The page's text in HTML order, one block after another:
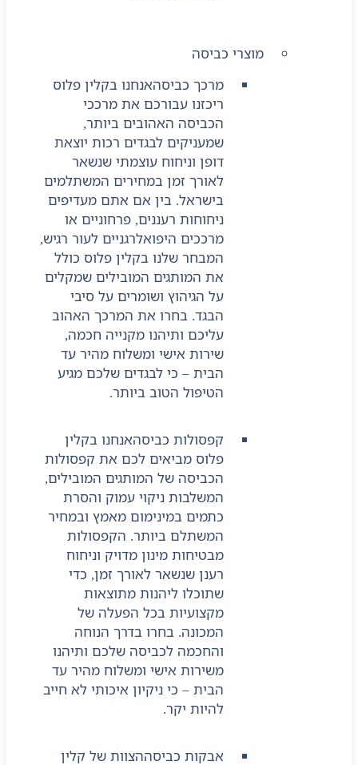
מוצרי כביסה
מרכך כביסהאנחנו בקלין פלוס
ריכזנו עבורכם את מרככי
הכביסה האהובים ביותר,
שמעניקים לבגדים רכות יוצאת
דופן וניחוח עוצמתי שנשאר
לאורך זמן במחירים המשתלמים
בישראל. בין אם אתם מעדיפים
ניחוחות רעננים, פרחוניים או
מרככים היפואלרגניים לעור רגיש,
המבחר שלנו בקלין פלוס כולל
את המותגים המובילים שמקלים
על הגיהוץ ושומרים על סיבי
הבגד. בחרו את המרכך האהוב
עליכם ותיהנו מקנייה חכמה,
שירות אישי ומשלוח מהיר עד
הבית – כי לבגדים שלכם מגיע
הטיפול הטוב ביותר.
קפסולות כביסהאנחנו בקלין
פלוס מביאים לכם את קפסולות
הכביסה של המותגים המובילים,
המשלבות ניקוי עמוק והסרת
כתמים במינימום מאמץ ובמחיר
המשתלם ביותר. הקפסולות
מבטיחות מינון מדויק וניחוח
רענן שנשאר לאורך זמן, כדי
שתוכלו ליהנות מתוצאות
מקצועיות בכל הפעלה של
המכונה. בחרו בדרך הנוחה
והחכמה לכביסה שלכם ותיהנו
משירות אישי ומשלוח מהיר עד
הבית – כי ניקיון איכותי לא חייב
להיות יקר.
אבקות כביסההצוות של קלין